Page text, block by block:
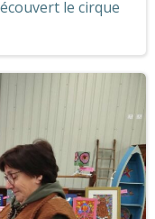
le cirque